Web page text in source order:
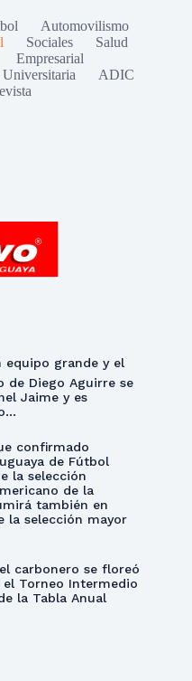
Automovilismo
Sociales
Salud
Empresarial
ADIC
equipo grande y el
de Diego Aguirre se
Jaime y es
confirmado
de Fútbol
la selección
de la
también en
la selección mayor
carbonero se floreó
Torneo Intermedio
la Tabla Anual